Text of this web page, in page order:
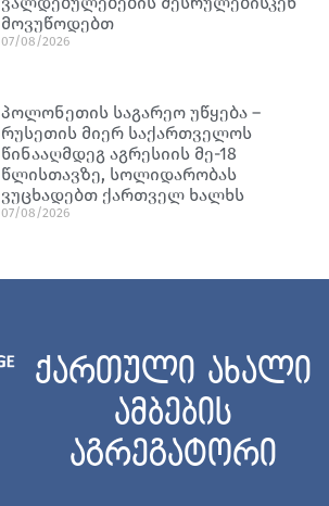
მოვუწოდებთ
07/08/2026
პოლონეთის საგარეო უწყება –
რუსეთის მიერ საქართველოს
წინააღმდეგ აგრესიის მე-18
წლისთავზე, სოლიდარობას
ვუცხადებთ ქართველ ხალხს
07/08/2026
ქართული ახალი
ამბების
აგრეგატორი